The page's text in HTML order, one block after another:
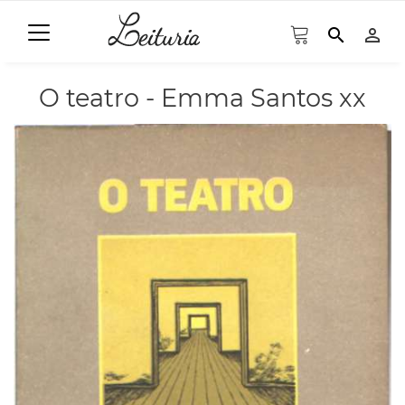
search person_outline
O teatro - Emma Santos xx